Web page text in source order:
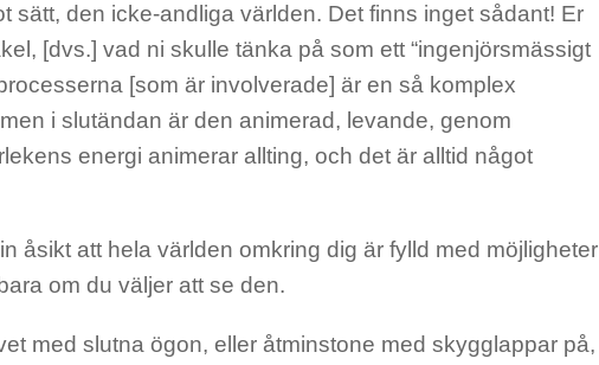
sätt, den icke-andliga världen. Det finns inget sådant! Er
[dvs.] vad ni skulle tänka på som ett “ingenjörsmässigt
[som är involverade] är en så komplex
i slutändan är den animerad, levande, genom
energi animerar allting, och det är alltid något
åsikt att hela världen omkring dig är fylld med möjligheter
om du väljer att se den.
med slutna ögon, eller åtminstone med skygglappar på,